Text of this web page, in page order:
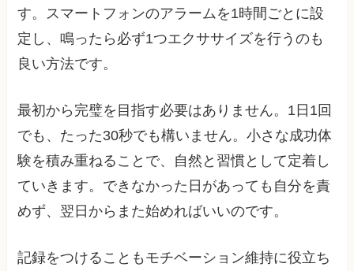
す。スマートフォンのアラームを1時間ごとに設
定し、鳴ったら必ず1つエクササイズを行うのも
良い方法です。
最初から完璧を目指す必要はありません。1日1回
でも、たった30秒でも構いません。小さな成功体
験を積み重ねることで、自然と習慣として定着し
ていきます。できなかった日があっても自分を責
めず、翌日からまた始めればいいのです。
記録をつけることもモチベーション維持に役立ち